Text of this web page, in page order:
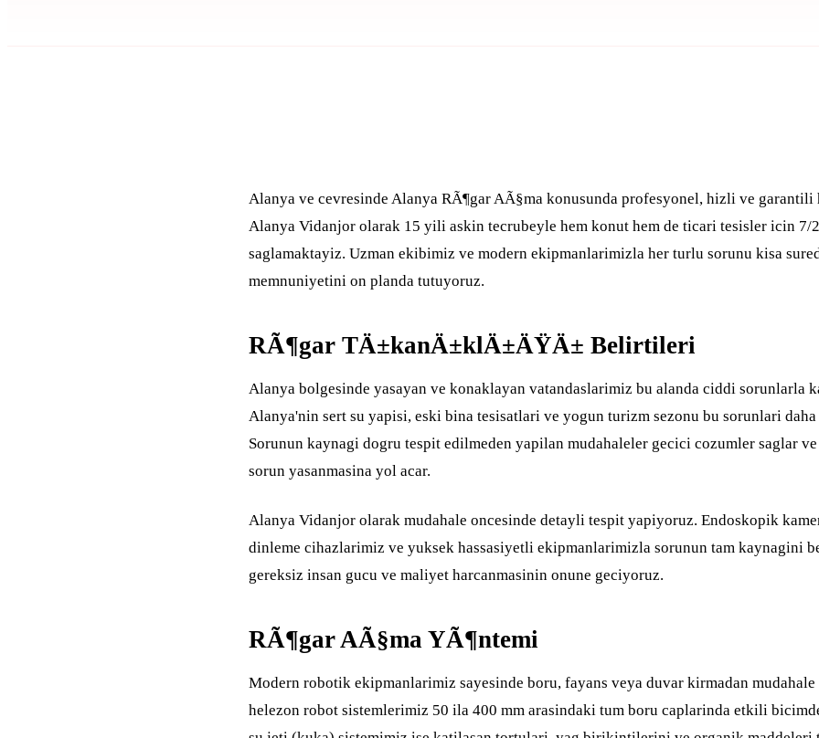
Alanya ve cevresinde Alanya RÃ¶gar AÃ§ma konusunda profesyonel, hizli ve garantili
Alanya Vidanjor olarak 15 yili askin tecrubeyle hem konut hem de ticari tesisler icin 7/
saglamaktayiz. Uzman ekibimiz ve modern ekipmanlarimizla her turlu sorunu kisa
memnuniyetini on planda tutuyoruz.
RÃ¶gar TÄ±kanÄ±klÄ±ÄŸÄ± Belirtileri
Alanya bolgesinde yasayan ve konaklayan vatandaslarimiz bu alanda ciddi sorunlarla
Alanya'nin sert su yapisi, eski bina tesisatlari ve yogun turizm sezonu bu sorunlari
Sorunun kaynagi dogru tespit edilmeden yapilan mudahaleler gecici cozumler saglar
sorun yasanmasina yol acar.
Alanya Vidanjor olarak mudahale oncesinde detayli tespit yapiyoruz. Endoskopik
dinleme cihazlarimiz ve yuksek hassasiyetli ekipmanlarimizla sorunun tam kaynagini
gereksiz insan gucu ve maliyet harcanmasinin onune geciyoruz.
RÃ¶gar AÃ§ma YÃ¶ntemi
Modern robotik ekipmanlarimiz sayesinde boru, fayans veya duvar kirmadan
helezon robot sistemlerimiz 50 ila 400 mm arasindaki tum boru caplarinda etkili